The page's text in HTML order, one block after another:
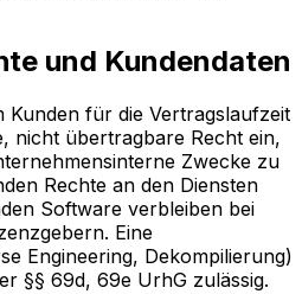
und Kundendaten
Kunden für die Vertragslaufzeit
nicht übertragbare Recht ein,
Zwecke zu
Rechte an den Diensten
Software verbleiben bei
Eine
Engineering, Dekompilierung)
§§ 69d, 69e UrhG zulässig.